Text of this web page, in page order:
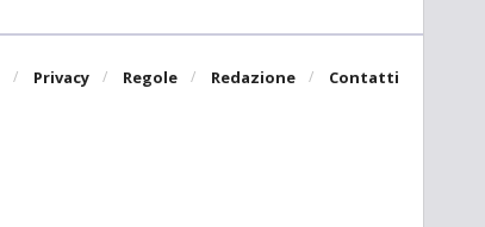
Privacy Regole Redazione Contatti